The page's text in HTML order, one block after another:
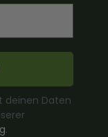
deinen Daten
.